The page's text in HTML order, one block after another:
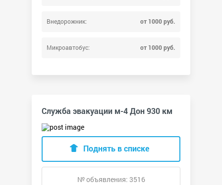
Внедорожник: от 1000 руб.
Микроавтобус: от 1000 руб.
Служба эвакуации м-4 Дон 930 км
Поднять в списке
№ объявления: 3516